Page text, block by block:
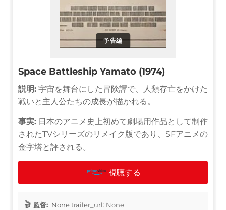
予告編
Space Battleship Yamato (1974)
説明: 宇宙を舞台にした冒険譚で、人類存亡をかけた
戦いと主人公たちの成長が描かれる。
事実: 日本のアニメ史上初めて劇場用作品として制作
されたTVシリーズのリメイク版であり、SFアニメの
金字塔と評される。
視聴する
監督: None trailer_url: None